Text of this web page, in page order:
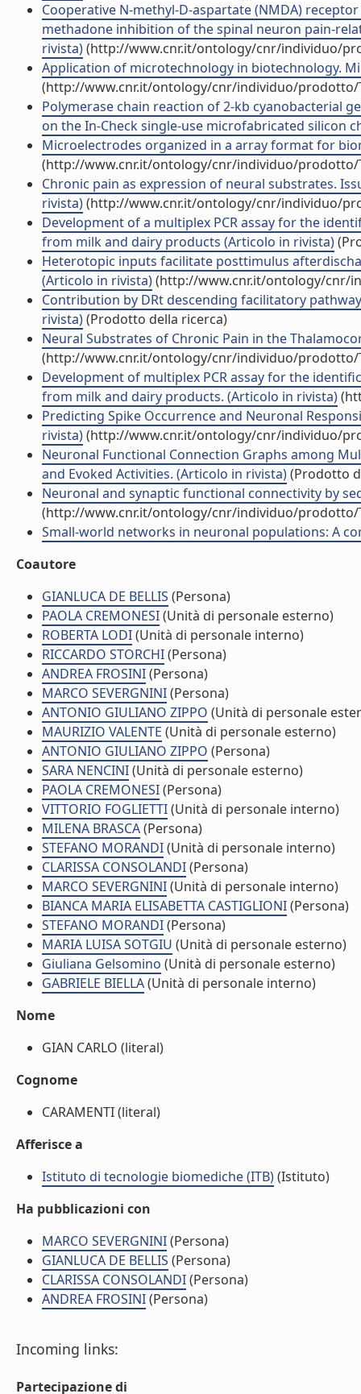
Cooperative N-methyl-D-aspartate (NMDA)
methadone inhibition of the spinal neuron pain-
rivista)(http://www.cnr.it/ontology/cnr/individuo/
Application of microtechnology in biotechnology.
(http://www.cnr.it/ontology/cnr/individuo/prodotto/
Polymerase chain reaction of 2-kb cyanobacterial
on the In-Check single-use microfabricated silicon
Microelectrodes organized in a array format for
(http://www.cnr.it/ontology/cnr/individuo/prodotto/
Chronic pain as expression of neural substrates.
rivista)(http://www.cnr.it/ontology/cnr/individuo/
Development of a multiplex PCR assay for the
from milk and dairy products (Articolo in rivista)
Heterotopic inputs facilitate posttimulus
(Articolo in rivista)(http://www.cnr.it/ontology/cnr/
Contribution by DRt descending facilitatory
rivista)(Prodotto della ricerca)
Neural Substrates of Chronic Pain in the
(http://www.cnr.it/ontology/cnr/individuo/prodotto/
Development of multiplex PCR assay for the
from milk and dairy products. (Articolo in rivista)
Predicting Spike Occurrence and Neuronal
rivista)(http://www.cnr.it/ontology/cnr/individuo/
Neuronal Functional Connection Graphs among
and Evoked Activities. (Articolo in rivista)(Prodotto
Neuronal and synaptic functional connectivity by
(http://www.cnr.it/ontology/cnr/individuo/prodotto/
Small-world networks in neuronal populations: A
Coautore
GIANLUCA DE BELLIS (Persona)
PAOLA CREMONESI(Unità di personale esterno)
ROBERTA LODI(Unità di personale interno)
RICCARDO STORCHI(Persona)
ANDREA FROSINI(Persona)
MARCO SEVERGNINI(Persona)
ANTONIO GIULIANO ZIPPO (Unità di personale
MAURIZIO VALENTE (Unità di personale esterno)
ANTONIO GIULIANO ZIPPO (Persona)
SARA NENCINI(Unità di personale esterno)
PAOLA CREMONESI(Persona)
VITTORIO FOGLIETTI(Unità di personale interno)
MILENA BRASCA(Persona)
STEFANO MORANDI(Unità di personale interno)
CLARISSA CONSOLANDI(Persona)
MARCO SEVERGNINI(Unità di personale interno)
BIANCA MARIA ELISABETTA CASTIGLIONI(Persona)
STEFANO MORANDI(Persona)
MARIA LUISA SOTGIU (Unità di personale esterno)
Giuliana Gelsomino (Unità di personale esterno)
GABRIELE BIELLA(Unità di personale interno)
Nome
GIAN CARLO (literal)
Cognome
CARAMENTI (literal)
Afferisce a
Istituto di tecnologie biomediche (ITB)(Istituto)
Ha pubblicazioni con
MARCO SEVERGNINI(Persona)
GIANLUCA DE BELLIS (Persona)
CLARISSA CONSOLANDI(Persona)
ANDREA FROSINI(Persona)
Incoming links:
Partecipazione di